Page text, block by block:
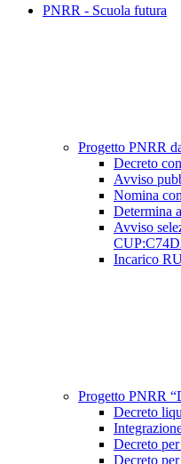
PNRR - Scuola futura
Progetto PNRR
Decreto
Avviso
Nomina
Determina
Avviso
Incarico
Progetto PNRR
Decreto
Decreto
Decreto